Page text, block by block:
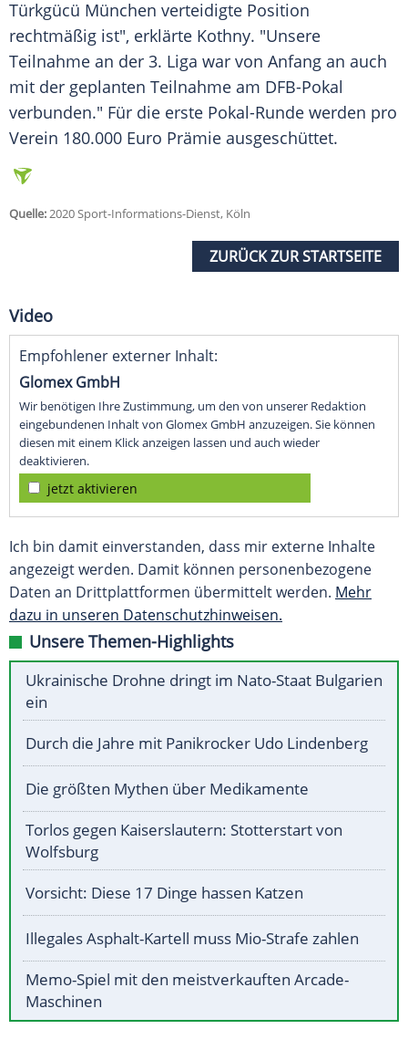
Türkgücü München verteidigte Position
rechtmäßig ist", erklärte Kothny. "Unsere
Teilnahme an der 3. Liga war von Anfang an auch
mit der geplanten Teilnahme am DFB-Pokal
verbunden." Für die erste Pokal-Runde werden pro
Verein 180.000 Euro Prämie ausgeschüttet.
Quelle:2020 Sport-Informations-Dienst, Köln
ZURÜCK ZUR STARTSEITE
Video
Empfohlener externer Inhalt:
Glomex GmbH
Wir benötigen Ihre Zustimmung, um den von unserer Redaktion
eingebundenen Inhalt von Glomex GmbH anzuzeigen. Sie können
diesen mit einem Klick anzeigen lassen und auch wieder
deaktivieren.
jetzt aktivieren
Ich bin damit einverstanden, dass mir externe Inhalte
angezeigt werden. Damit können personenbezogene
Daten an Drittplattformen übermittelt werden. Mehr
dazu in unseren Datenschutzhinweisen.
Unsere Themen-Highlights
Ukrainische Drohne dringt im Nato-Staat Bulgarien
ein
Durch die Jahre mit Panikrocker Udo Lindenberg
Die größten Mythen über Medikamente
Torlos gegen Kaiserslautern: Stotterstart von
Wolfsburg
Vorsicht: Diese 17 Dinge hassen Katzen
Illegales Asphalt-Kartell muss Mio-Strafe zahlen
Memo-Spiel mit den meistverkauften Arcade-
Maschinen